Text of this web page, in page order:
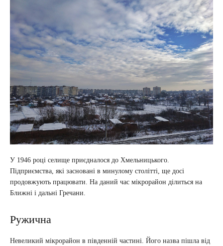
У 1946 році селище приєдналося до Хмельницького.
Підприємства, які засновані в минулому столітті, ще досі
продовжують працювати. На даний час мікрорайон ділиться на
Ближні і дальні Гречани.
Ружична
Невеликий мікрорайон в південній частині. Його назва пішла від